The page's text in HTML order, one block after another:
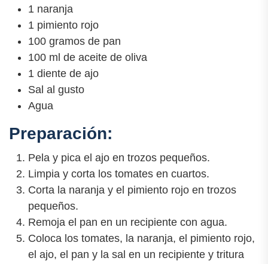
1 naranja
1 pimiento rojo
100 gramos de pan
100 ml de aceite de oliva
1 diente de ajo
Sal al gusto
Agua
Preparación:
Pela y pica el ajo en trozos pequeños.
Limpia y corta los tomates en cuartos.
Corta la naranja y el pimiento rojo en trozos
pequeños.
Remoja el pan en un recipiente con agua.
Coloca los tomates, la naranja, el pimiento rojo,
el ajo, el pan y la sal en un recipiente y tritura